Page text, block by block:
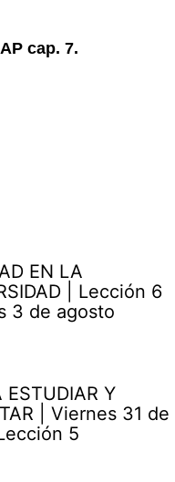
cap. 7.
EN LA
| Lección 6
3 de agosto
ESTUDIAR Y
| Viernes 31 de
5